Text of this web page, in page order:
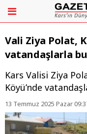
Vali Ziya Polat,
vatandaşlarla
Kars Valisi Ziya
Köyü’nde
13 Temmuz 2025 Pazar